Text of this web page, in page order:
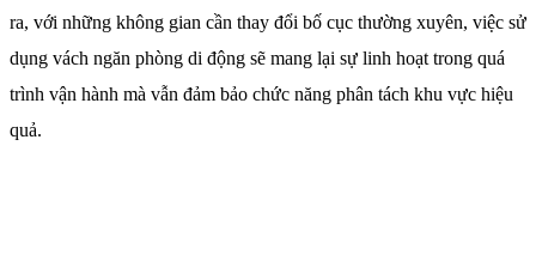
ra, với những không gian cần thay đổi bố cục thường xuyên, việc sử
dụng vách ngăn phòng di động sẽ mang lại sự linh hoạt trong quá
trình vận hành mà vẫn đảm bảo chức năng phân tách khu vực hiệu
quả.